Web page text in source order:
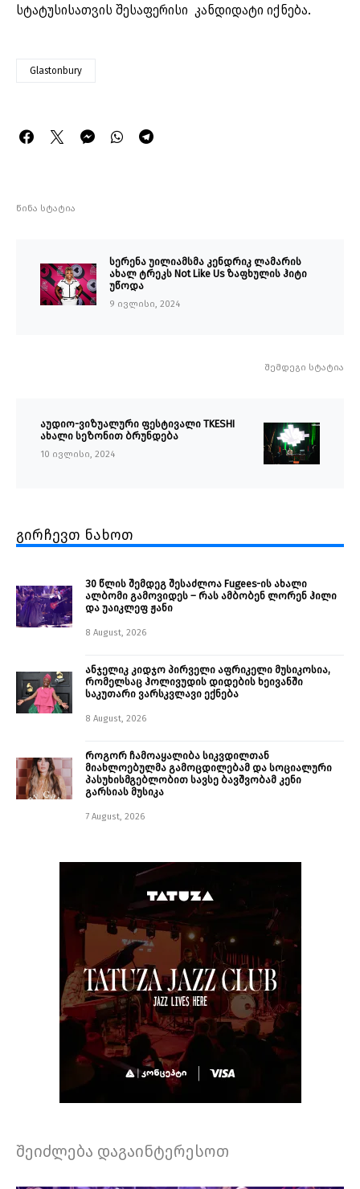
სტატუსისათვის შესაფერისი კანდიდატი იქნება.
Glastonbury
წინა სტატია
სერენა უილიამსმა კენდრიკ ლამარის
ახალ ტრეკს Not Like Us ზაფხულის ჰიტი
უწოდა
9 ივლისი, 2024
შემდეგი სტატია
აუდიო-ვიზუალური ფესტივალი TKESHI
ახალი სეზონით ბრუნდება
10 ივლისი, 2024
გირჩევთ ნახოთ
30 წლის შემდეგ შესაძლოა Fugees-ის ახალი
ალბომი გამოვიდეს – რას ამბობენ ლორენ ჰილი
და უაიკლეფ ჟანი
8 August, 2026
ანჯელიკ კიდჯო პირველი აფრიკელი მუსიკოსია,
რომელსაც ჰოლივუდის დიდების ხეივანში
საკუთარი ვარსკვლავი ექნება
8 August, 2026
როგორ ჩამოაყალიბა სიკვდილთან
მიახლოებულმა გამოცდილებამ და სოციალური
პასუხისმგებლობით სავსე ბავშვობამ კენი
გარსიას მუსიკა
7 August, 2026
შეიძლება დაგაინტერესოთ